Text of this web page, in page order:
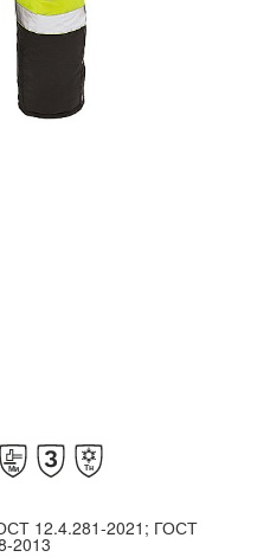
12.4.281-2021; ГОСТ
2013